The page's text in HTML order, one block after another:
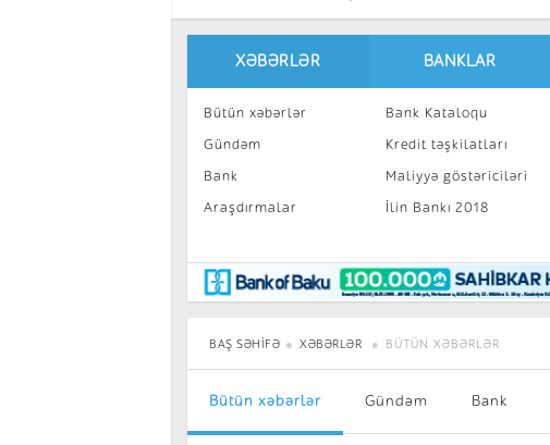
XƏBƏRLƏR
Bütün xəbərlər
Gündəm
Bank
Araşdırmalar
Maraqlı
BancoTV
Müsahibə
BANKLAR
Bank Kataloqu
Kredit təşkilatları
Maliyyə göstəriciləri
İlin Bankı 2018
BAŞ SƏHIFƏ XƏBƏRLƏR BÜTÜN XƏBƏRLƏR
Bütün xəbərlər Gündəm Bank